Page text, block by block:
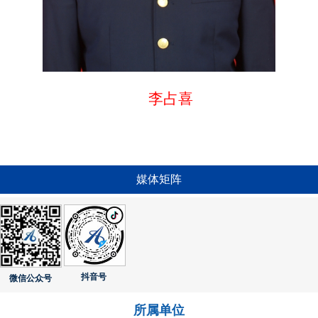
李占喜
媒体矩阵
微信公众号 抖音号
所属单位